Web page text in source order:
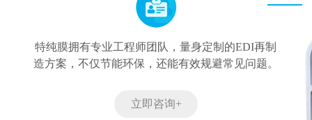
特纯膜拥有专业工程师团队，量身定制的EDI再制
造方案，不仅节能环保，还能有效规避常见问题。
立即咨询+